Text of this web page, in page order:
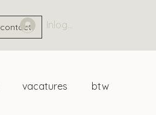
contact Inloggen
vacatures btw